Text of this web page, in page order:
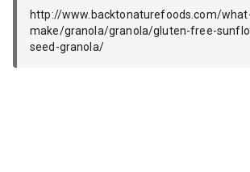
http://www.backtonaturefoods.com/
make/granola/granola/gluten-free-
seed-granola/